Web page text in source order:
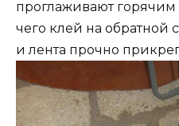
проглаживают горячим
чего клей на обратной
и лента прочно